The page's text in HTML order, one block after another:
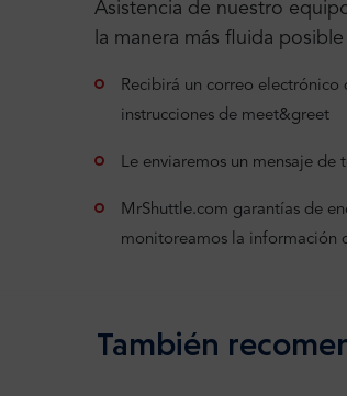
Asistencia de nuestro
la manera más fluida posible
Recibirá un correo
instrucciones de meet&greet
Le enviaremos un mensaje
MrShuttle.com garantías de
monitoreamos la información
También